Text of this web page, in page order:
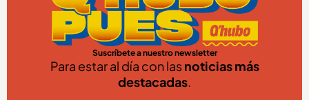
Suscríbete a nuestro newsletter
Para estar al día con lasnoticias más
destacadas.